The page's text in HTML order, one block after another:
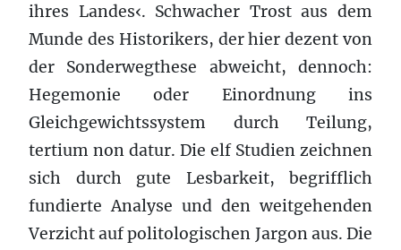
ihres Landes‹. Schwacher Trost aus dem
Munde des Historikers, der hier dezent von
der Sonderwegthese abweicht, dennoch:
Hegemonie oder Einordnung ins
Gleichgewichtssystem durch Teilung,
tertium non datur. Die elf Studien zeichnen
sich durch gute Lesbarkeit, begrifflich
fundierte Analyse und den weitgehenden
Verzicht auf politologischen Jargon aus. Die